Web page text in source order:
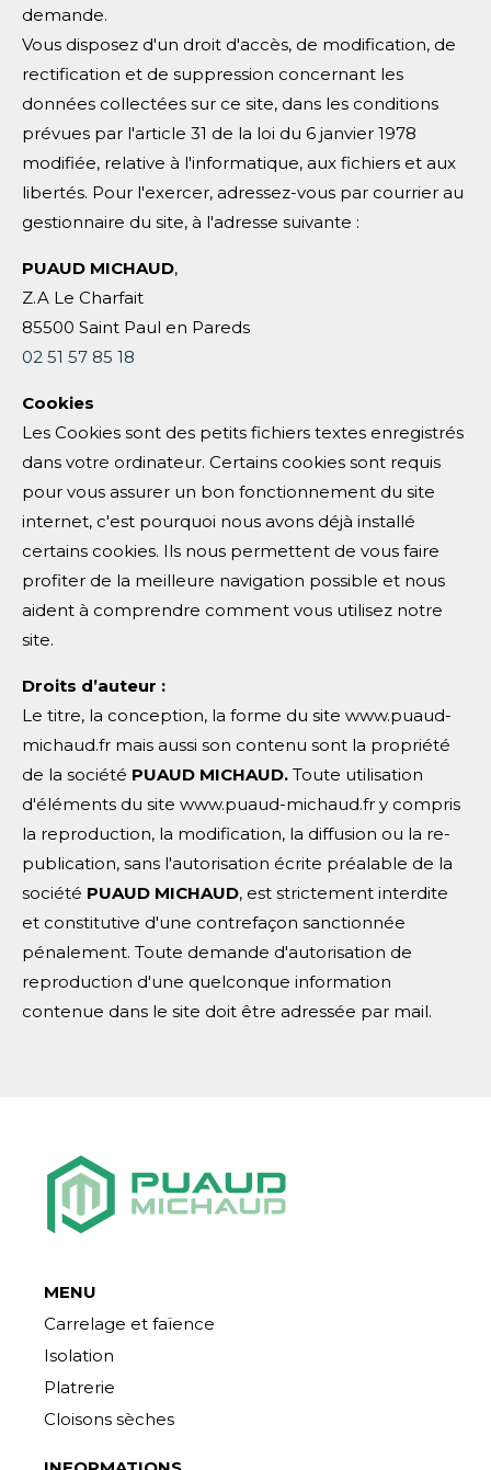
demande.
Vous disposez d'un droit d'accès, de modification, de
rectification et de suppression concernant les
données collectées sur ce site, dans les conditions
prévues par l'article 31 de la loi du 6 janvier 1978
modifiée, relative à l'informatique, aux fichiers et aux
libertés. Pour l'exercer, adressez-vous par courrier au
gestionnaire du site, à l'adresse suivante :
PUAUD MICHAUD,
Z.A Le Charfait
85500 Saint Paul en Pareds
02 51 57 85 18
Cookies
Les Cookies sont des petits fichiers textes enregistrés
dans votre ordinateur. Certains cookies sont requis
pour vous assurer un bon fonctionnement du site
internet, c'est pourquoi nous avons déjà installé
certains cookies. Ils nous permettent de vous faire
profiter de la meilleure navigation possible et nous
aident à comprendre comment vous utilisez notre
site.
Droits d’auteur :
Le titre, la conception, la forme du site www.puaud-
michaud.fr mais aussi son contenu sont la propriété
de la société PUAUD MICHAUD. Toute utilisation
d'éléments du site www.puaud-michaud.fr y compris
la reproduction, la modification, la diffusion ou la re-
publication, sans l'autorisation écrite préalable de la
société PUAUD MICHAUD, est strictement interdite
et constitutive d'une contrefaçon sanctionnée
pénalement. Toute demande d'autorisation de
reproduction d'une quelconque information
contenue dans le site doit être adressée par mail.
MENU
Carrelage et faïence
Isolation
Platrerie
Cloisons sèches